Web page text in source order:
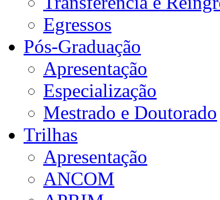
Egressos
Pós-Graduação
Apresentação
Especialização
Mestrado e Doutorado
Trilhas
Apresentação
ANCOM